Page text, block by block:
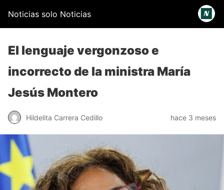
Noticias solo Noticias
El lenguaje vergonzoso e
incorrecto de la ministra María
Jesús Montero
Hildelita Carrera Cedillo hace 3 meses